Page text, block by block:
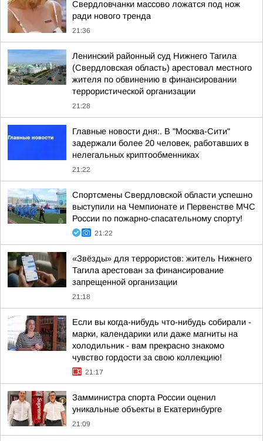
Свердловчанки массово ложатся под нож
ради нового тренда
21:36
Ленинский районный суд Нижнего Тагила
(Свердловская область) арестовал местного
жителя по обвинению в финансировании
террористической организации
21:28
Главные новости дня:. В "Москва-Сити"
задержали более 20 человек, работавших в
нелегальных криптообменниках
21:22
Спортсмены Свердловской области успешно
выступили на Чемпионате и Первенстве МЧС
России по пожарно-спасательному спорту!
21:22
«Звёзды» для террористов: житель Нижнего
Тагила арестован за финансирование
запрещенной организации
21:18
Если вы когда-нибудь что-нибудь собирали -
марки, календарики или даже магниты на
холодильник - вам прекрасно знакомо
чувство гордости за свою коллекцию!
21:17
Замминистра спорта России оценил
уникальные объекты в Екатеринбурге
21:09